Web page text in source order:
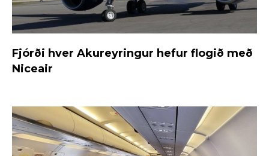
Fjórði hver Akureyringur hefur flogið með
Niceair